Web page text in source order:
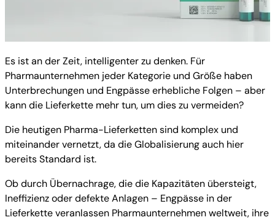
Es ist an der Zeit, intelligenter zu denken. Für
Pharmaunternehmen jeder Kategorie und Größe haben
Unterbrechungen und Engpässe erhebliche Folgen – aber
kann die Lieferkette mehr tun, um dies zu vermeiden?
Die heutigen Pharma-Lieferketten sind komplex und
miteinander vernetzt, da die Globalisierung auch hier
bereits Standard ist.
Ob durch Übernachrage, die die Kapazitäten übersteigt,
Ineffizienz oder defekte Anlagen – Engpässe in der
Lieferkette veranlassen Pharmaunternehmen weltweit, ihre